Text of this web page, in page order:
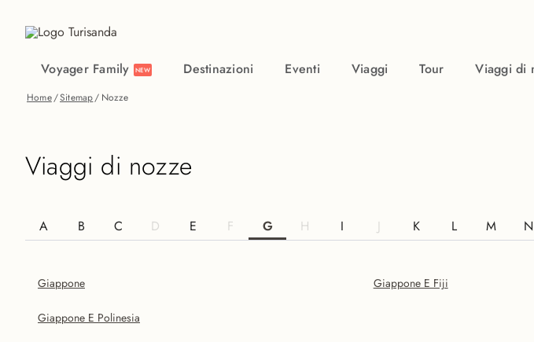
Voyager Family NEW Destinazioni Eventi Viaggi Tour Viaggi di
Home/Sitemap/ Nozze
Viaggi di nozze
A B C D E F G H I J K L M N
Giappone Giappone E Fiji
Giappone E Polinesia